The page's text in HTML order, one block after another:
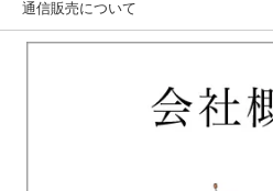
通信販売について